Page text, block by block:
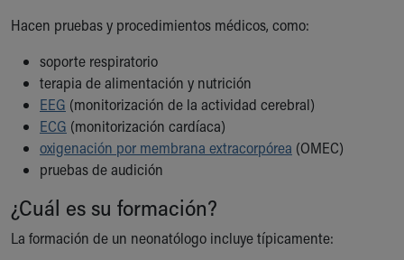
Connect With Us
Our Culture of Caring
Newsroom
Our Leadership
Quality and Patient Safety
Unity and Engagement
Women's Board
Our History
More childhood, please.™
Your Visit
Hacen pruebas y procedimientos médicos, como:
soporte respiratorio
terapia de alimentación y nutrición
EEG (monitorización de la actividad cerebral)
ECG (monitorización cardíaca)
oxigenación por membrana extracorpórea (OMEC)
pruebas de audición
¿Cuál es su formación?
La formación de un neonatólogo incluye típicamente: